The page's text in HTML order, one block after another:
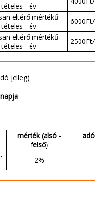
tételes - év -
eltérő mértékű
tételes - év -
eltérő mértékű
tételes - év -
jelleg)
mérték (alsó -
felső)
2%